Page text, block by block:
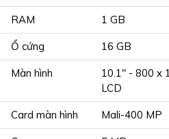
RAM 1 GB
Ổ cứng 16 GB
Màn hình
10.1" - 800 x
LCD
Card màn hình Mali-400 MP